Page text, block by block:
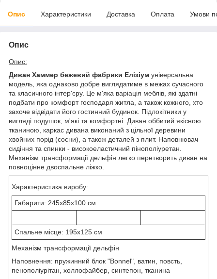
Опис Характеристики Доставка Оплата Умови
Опис
Опис:
Диван Хаммер бежевий фабрики Елізіум універсальна
модель, яка однаково добре виглядатиме в межах сучасного
та класичного інтер'єру. Це м'яка варіація меблів, які здатні
подбати про комфорт господаря житла, а також кожного, хто
захоче відвідати його гостинний будинок. Підлокітники у
вигляді подушок, м'які та комфортні. Диван оббитий якісною
тканиною, каркас дивана виконаний з цільної деревини
хвойних порід (сосни), а також деталей з плит. Наповнювач
сидіння та спинки - високоеластичний пінополіуретан.
Механізм трансформації дельфін легко перетворить диван на
повноцінне двоспальне ліжко.
Характеристика виробу:
Габарити: 245х85х100 см
Спальне місце: 195х125 см
Механізм трансформації дельфін
Наповнення: пружинний блок "Bonnel", ватин, повсть,
пенополіурітан, холлофайбер, синтепон, тканина